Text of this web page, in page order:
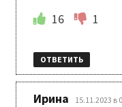
16
1
ОТВЕТИТЬ
Ирина 15.11.2023 в